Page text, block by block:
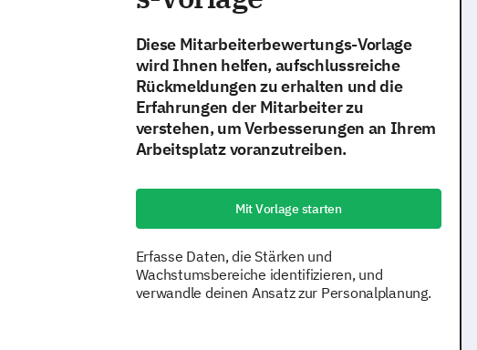
Diese Mitarbeiterbewertungs-Vorlage
wird Ihnen helfen, aufschlussreiche
Rückmeldungen zu erhalten und die
Erfahrungen der Mitarbeiter zu
verstehen, um Verbesserungen an Ihrem
Arbeitsplatz voranzutreiben.
Mit Vorlage starten
Erfasse Daten, die Stärken und
Wachstumsbereiche identifizieren, und
verwandle deinen Ansatz zur Personalplanung.